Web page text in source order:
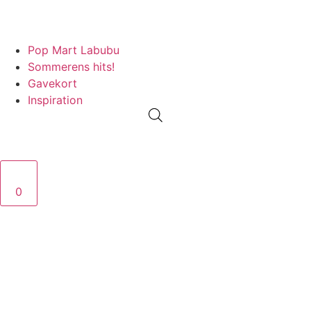
Pop Mart Labubu
Sommerens hits!
Gavekort
Inspiration
0